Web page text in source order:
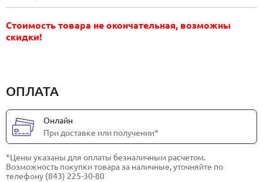
Стоимость товара не окончательная, возможны
скидки!
ОПЛАТА
Онлайн
При доставке или получении*
*Цены указаны для оплаты безналичным расчетом.
Возможность покупки товара за наличные, уточняйте по
телефону (843) 225-30-80